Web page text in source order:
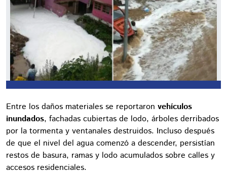
Entre los daños materiales se reportaron vehículos
inundados, fachadas cubiertas de lodo, árboles derribados
por la tormenta y ventanales destruidos. Incluso después
de que el nivel del agua comenzó a descender, persistían
restos de basura, ramas y lodo acumulados sobre calles y
accesos residenciales.